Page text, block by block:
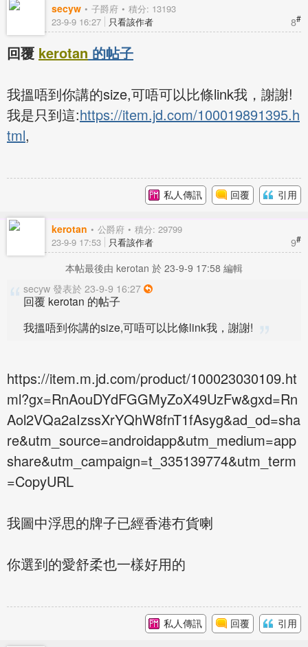
secyw 子爵府 積分: 13193
8#
23-9-9 16:27 只看該作者
回覆 kerotan 的帖子
我搵唔到你講的size,可唔可以比條link我，謝謝!
我是只到這:https://item.jd.com/100019891395.h
tml,
私人傳訊 回覆 引用
kerotan 公爵府 積分: 29799
9#
23-9-9 17:53 只看該作者
本帖最後由 kerotan 於 23-9-9 17:58 編輯
secyw 發表於 23-9-9 16:27
回覆 kerotan 的帖子
我搵唔到你講的size,可唔可以比條link我，謝謝!
https://item.m.jd.com/product/100023030109.ht
ml?gx=RnAouDYdFGGMyZoX49UzFw&gxd=Rn
Aol2VQa2aIzssXrYQhW8fnT1fAsyg&ad_od=sha
re&utm_source=androidapp&utm_medium=app
share&utm_campaign=t_335139774&utm_term
=CopyURL
我圖中浮思的牌子已經香港冇貨喇
你選到的愛舒柔也一樣好用的
私人傳訊 回覆 引用